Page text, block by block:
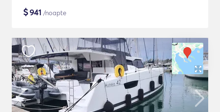
$941 /noapte